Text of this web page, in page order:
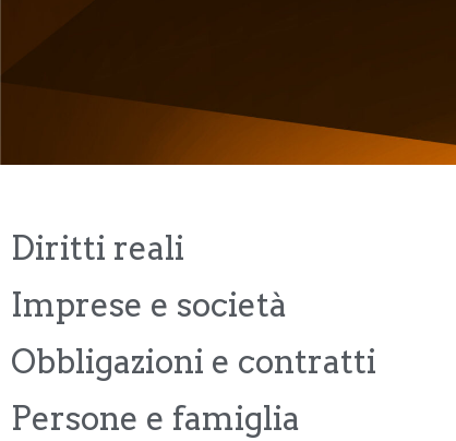
Diritti reali
Imprese e società
Obbligazioni e contratti
Persone e famiglia